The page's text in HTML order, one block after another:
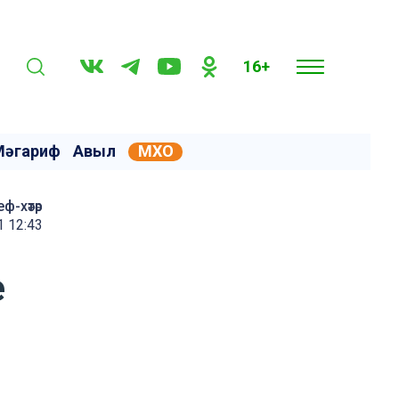
16+
Авыл МХО
хәтәр
12:43